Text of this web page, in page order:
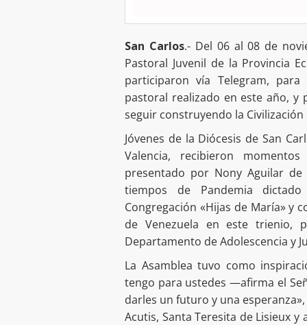
San Carlos.- Del 06 al 08 de
Pastoral Juvenil de la Provincia
participaron vía Telegram,
pastoral realizado en este año, y
seguir construyendo la Civilización
Jóvenes de la Diócesis de San
Valencia, recibieron
presentado por Nony Aguilar
tiempos de Pandemia
Congregación «Hijas de María» y
de Venezuela en este trienio,
Departamento de Adolescencia y
La Asamblea tuvo como
tengo para ustedes —afirma el
darles un futuro y una
Acutis, Santa Teresita de Lisieux